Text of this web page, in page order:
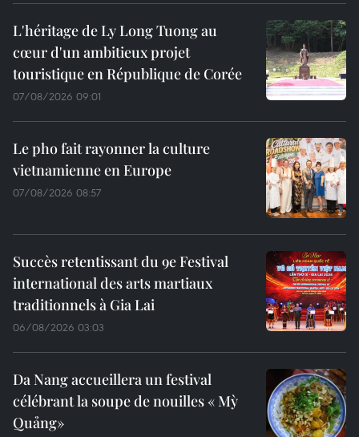
L'héritage de Ly Long Tuong au
cœur d'un ambitieux projet
touristique en République de Corée
07/08/2026 09:01
Le pho fait rayonner la culture
vietnamienne en Europe
07/08/2026 08:57
Succès retentissant du 9e Festival
international des arts martiaux
traditionnels à Gia Lai
06/08/2026 03:03
Da Nang accueillera un festival
célébrant la soupe de nouilles « Mỳ
Quảng»